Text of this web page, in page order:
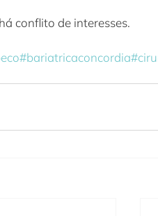
conflito de interesses.
#bariatricaconcordia